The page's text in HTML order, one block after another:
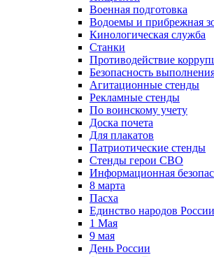
Военная подготовка
Водоемы и прибрежная
Кинологическая служба
Станки
Противодействие
Безопасность
Агитационные стенды
Рекламные стенды
По воинскому учету
Доска почета
Для плакатов
Патриотические стенды
Стенды герои СВО
Информационная
8 марта
Пасха
Единство народов России
1 Мая
9 мая
День России